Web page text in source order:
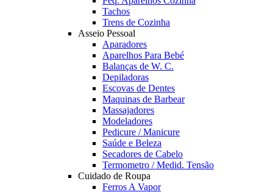
Tachos
Trens de Cozinha
Asseio Pessoal
Aparadores
Aparelhos Para Bebé
Balanças de W. C.
Depiladoras
Escovas de Dentes
Maquinas de Barbear
Massajadores
Modeladores
Pedicure / Manicure
Saúde e Beleza
Secadores de Cabelo
Termometro / Medid. Tensão
Cuidado de Roupa
Ferros A Vapor